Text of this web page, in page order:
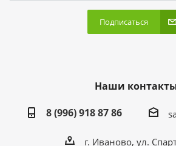
Подписаться
Наши
8 (996) 918 87 86
г. Иваново, ул.